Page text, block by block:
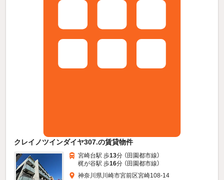
クレイノツインダイヤ307.の賃貸物件
宮崎台駅 歩13分 （田園都市線）
梶が谷駅 歩16分 （田園都市線）
神奈川県川崎市宮前区宮崎108-14